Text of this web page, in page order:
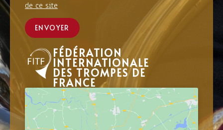
de ce site
ENVOYER
FÉDÉRATION
INTERNATIONALE
DES TROMPES DE
FRANCE